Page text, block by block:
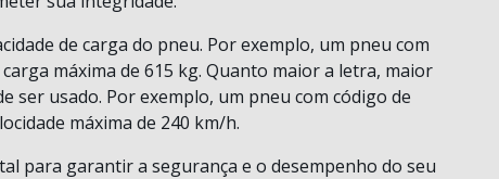
de carga do pneu. Por exemplo, um pneu com
máxima de 615 kg. Quanto maior a letra, maior
ser usado. Por exemplo, um pneu com código de
máxima de 240 km/h.
para garantir a segurança e o desempenho do seu